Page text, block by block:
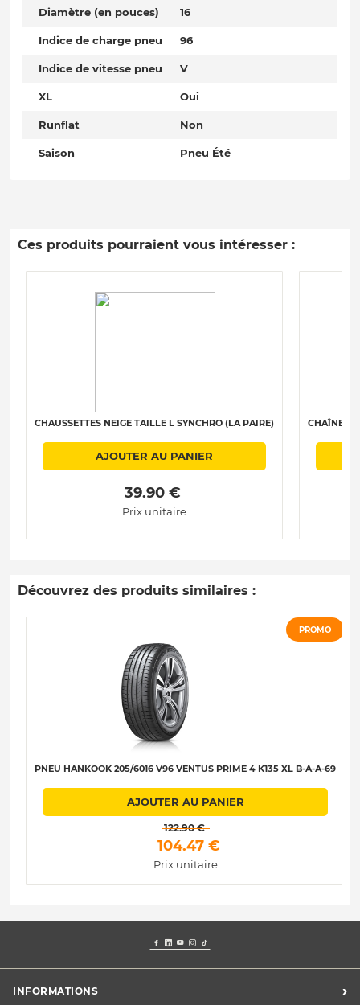
Diamètre (en pouces) 16
Indice de charge pneu 96
Indice de vitesse pneu V
XL Oui
Runflat Non
Saison Pneu Été
Ces produits pourraient vous intéresser :
CHAUSSETTES NEIGE TAILLE L SYNCHRO (LA PAIRE)
AJOUTER AU PANIER
39.90 €
Prix unitaire
CHAÎNES
Découvrez des produits similaires :
PROMO
PNEU HANKOOK 205/6016 V96 VENTUS PRIME 4 K135 XL B-A-A-69
AJOUTER AU PANIER
122.90 €
104.47 €
Prix unitaire
INFORMATIONS ›